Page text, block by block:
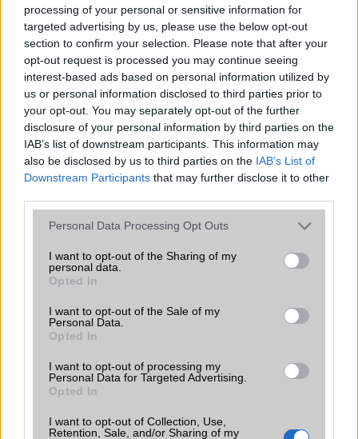
processing of your personal or sensitive information for
targeted advertising by us, please use the below opt-out
section to confirm your selection. Please note that after your
opt-out request is processed you may continue seeing
interest-based ads based on personal information utilized by
us or personal information disclosed to third parties prior to
your opt-out. You may separately opt-out of the further
disclosure of your personal information by third parties on the
IAB’s list of downstream participants. This information may
also be disclosed by us to third parties on the IAB’s List of
Downstream Participants that may further disclose it to other
Please note that this website/app uses one or more Google
not limited to your visit or usage behaviour. You may click to
grant or deny consent to Google and its third-party tags to
use your data for below specified purposes in below Google
consent section.
Personal Data Processing Opt Outs
I want to opt-out of the Sharing of my
personal data.
Opted In
I want to opt-out of the Sale of my
Personal Data.
Opted In
I want to opt-out of processing my
Personal Data for Targeted Advertising.
Opted In
I want to opt-out of Collection, Use,
Retention, Sale, and/or Sharing of my
SNS integráció alap szolgáltatás
Organizer alap szolgáltatás
T9 szótár alkalmazás független szótár
Office alkalmazások alap szolgáltatás
Iránytũ ecompass
Extrák 24-bit/192kHz audio
Vibra jelzés alap szolgáltatás
SIM-ek száma
Flight mode Van
Terület
Funkciók Nincs
Brand
Védelem Nincs